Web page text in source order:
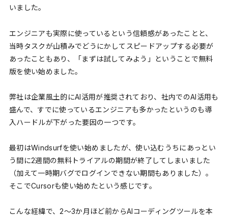
いました。
エンジニアも実際に使っているという信頼感があったことと、
当時タスクが山積みでどうにかしてスピードアップする必要が
あったこともあり、「まずは試してみよう」ということで無料
版を使い始めました。
弊社は企業風土的にAI活用が推奨されており、社内でのAI活用も
盛んで、すでに使っているエンジニアも多かったというのも導
入ハードルが下がった要因の一つです。
最初はWindsurfを使い始めましたが、使い込むうちにあっとい
う間に2週間の無料トライアルの期間が終了してしまいました
（加えて一時期バグでログインできない期間もありました）。
そこでCursorも使い始めたという感じです。
こんな経緯で、2〜3か月ほど前からAIコーディングツールを本